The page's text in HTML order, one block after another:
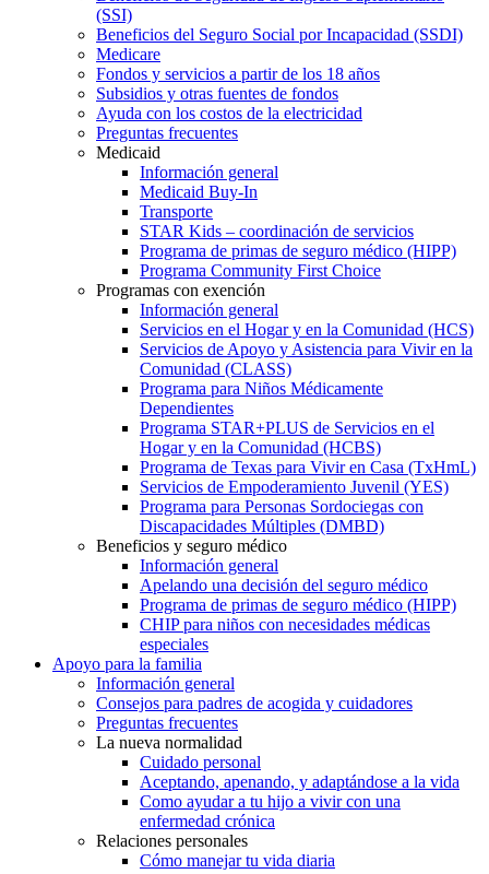
(SSI)
Beneficios del Seguro Social por Incapacidad (SSDI)
Medicare
Fondos y servicios a partir de los 18 años
Subsidios y otras fuentes de fondos
Ayuda con los costos de la electricidad
Preguntas frecuentes
Medicaid
Información general
Medicaid Buy-In
Transporte
STAR Kids – coordinación de servicios
Programa de primas de seguro médico (HIPP)
Programa Community First Choice
Programas con exención
Información general
Servicios en el Hogar y en la Comunidad (HCS)
Servicios de Apoyo y Asistencia para Vivir en la
Comunidad (CLASS)
Programa para Niños Médicamente
Dependientes
Programa STAR+PLUS de Servicios en el
Hogar y en la Comunidad (HCBS)
Programa de Texas para Vivir en Casa (TxHmL)
Servicios de Empoderamiento Juvenil (YES)
Programa para Personas Sordociegas con
Discapacidades Múltiples (DMBD)
Beneficios y seguro médico
Información general
Apelando una decisión del seguro médico
Programa de primas de seguro médico (HIPP)
CHIP para niños con necesidades médicas
especiales
Apoyo para la familia
Información general
Consejos para padres de acogida y cuidadores
Preguntas frecuentes
La nueva normalidad
Cuidado personal
Aceptando, apenando, y adaptándose a la vida
Como ayudar a tu hijo a vivir con una
enfermedad crónica
Relaciones personales
Cómo manejar tu vida diaria